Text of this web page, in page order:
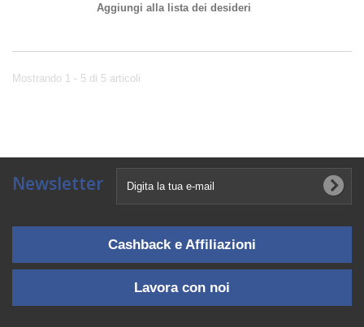
Aggiungi alla lista dei desideri
Mostrando 1 - 5 di 5 articoli
Newsletter
Cashback e Affiliazioni
Lavora con noi